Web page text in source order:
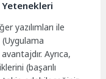
yazılımları ile
Ayrıca,
(başarılı